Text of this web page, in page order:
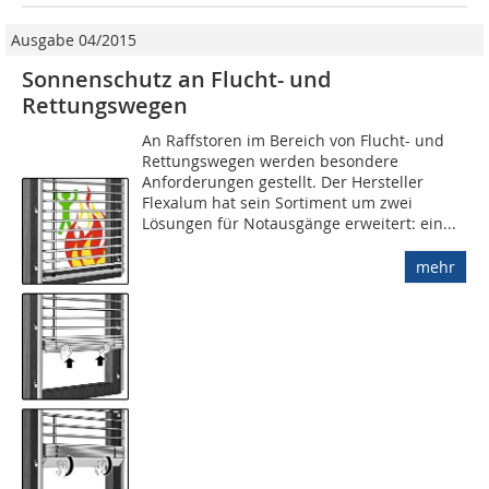
Ausgabe 04/2015
Sonnenschutz an Flucht- und
Rettungswegen
An Raffstoren im Bereich von Flucht- und
Rettungswegen werden besondere
Anforderungen gestellt. Der Hersteller
Flexalum hat sein Sortiment um zwei
Lösungen für Notausgänge erweitert: ein...
mehr